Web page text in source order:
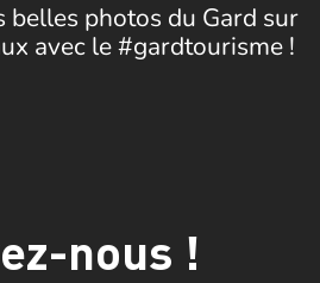
belles photos du Gard sur
avec le #gardtourisme !
nous !